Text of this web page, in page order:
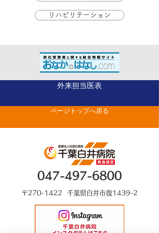
リハビリテーション
外来担当医表
ページトップへ戻る
047-497-6800
〒270-1422 千葉県白井市復1439-2